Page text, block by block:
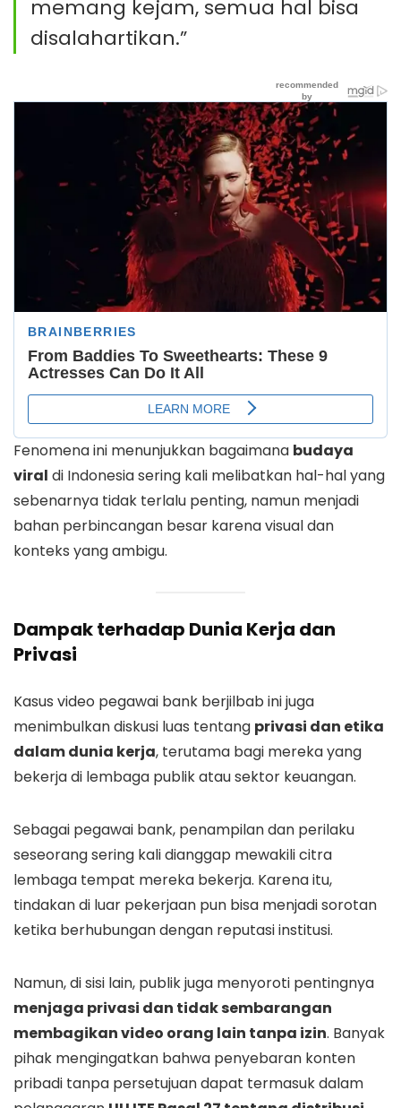
memang kejam, semua hal bisa
disalahartikan.”
Fenomena ini menunjukkan bagaimana budaya
viral di Indonesia sering kali melibatkan hal-hal yang
sebenarnya tidak terlalu penting, namun menjadi
bahan perbincangan besar karena visual dan
konteks yang ambigu.
Dampak terhadap Dunia Kerja dan
Privasi
Kasus video pegawai bank berjilbab ini juga
menimbulkan diskusi luas tentang privasi dan etika
dalam dunia kerja, terutama bagi mereka yang
bekerja di lembaga publik atau sektor keuangan.
Sebagai pegawai bank, penampilan dan perilaku
seseorang sering kali dianggap mewakili citra
lembaga tempat mereka bekerja. Karena itu,
tindakan di luar pekerjaan pun bisa menjadi sorotan
ketika berhubungan dengan reputasi institusi.
Namun, di sisi lain, publik juga menyoroti pentingnya
menjaga privasi dan tidak sembarangan
membagikan video orang lain tanpa izin. Banyak
pihak mengingatkan bahwa penyebaran konten
pribadi tanpa persetujuan dapat termasuk dalam